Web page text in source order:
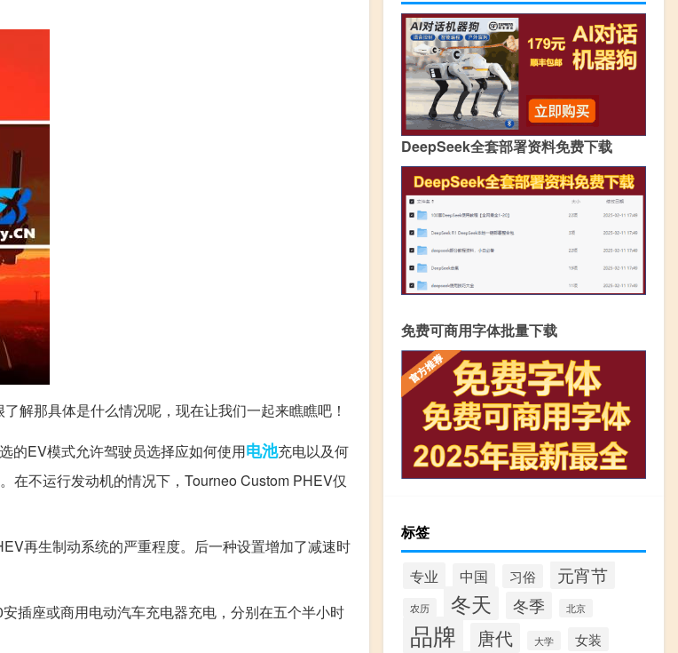
解那具体是什么情况呢，现在让我们一起来瞧瞧吧！
的EV模式允许驾驶员选择应如何使用电池充电以及何
在不运行发动机的情况下，Tourneo Custom PHEV仅
再生制动系统的严重程度。后一种设置增加了减速时
插座或商用电动汽车充电器充电，分别在五个半小时
DeepSeek全套部署资料免费下载
免费可商用字体批量下载
标签
专业 中国 习俗 元宵节
农历 冬天 冬季 北京
品牌 唐代 大学 女装